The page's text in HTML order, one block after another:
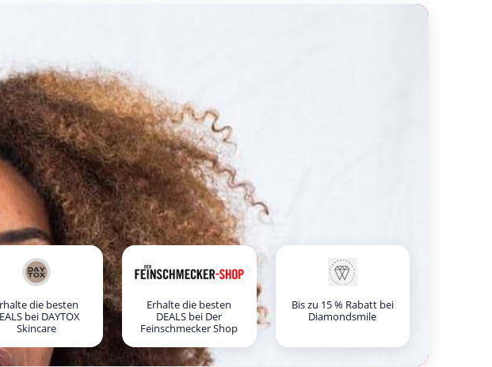
die besten
bei DAYTOX
Skincare
Erhalte die besten
DEALS bei Der
Feinschmecker Shop
Bis zu 15 % Rabatt bei
Diamondsmile